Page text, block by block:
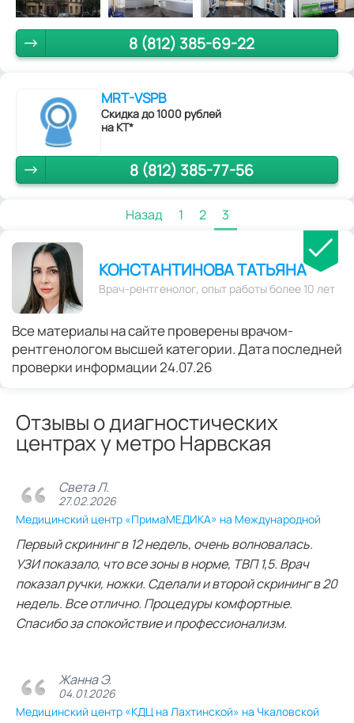
8 (812) 385-69-22
MRT-VSPB
Скидка до 1000 рублей
на КТ*
8 (812) 385-77-56
Назад 1 2 3
КОНСТАНТИНОВА ТАТЬЯНА
Врач-рентгенолог, опыт работы более 10 лет
Все материалы на сайте проверены врачом-
рентгенологом высшей категории. Дата последней
проверки информации 24.07.26
Отзывы о диагностических
центрах у метро Нарвская
Света Л.
27.02.2026
Медицинский центр «ПримаМЕДИКА» на Международной
Первый скрининг в 12 недель, очень волновалась.
УЗИ показало, что все зоны в норме, ТВП 1,5. Врач
показал ручки, ножки. Сделали и второй скрининг в 20
недель. Все отлично. Процедуры комфортные.
Спасибо за спокойствие и профессионализм.
Жанна Э.
04.01.2026
Медицинский центр «КДЦ на Лахтинской» на Чкаловской